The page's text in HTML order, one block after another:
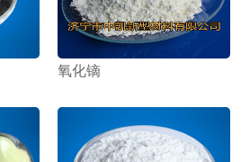
氧化镝